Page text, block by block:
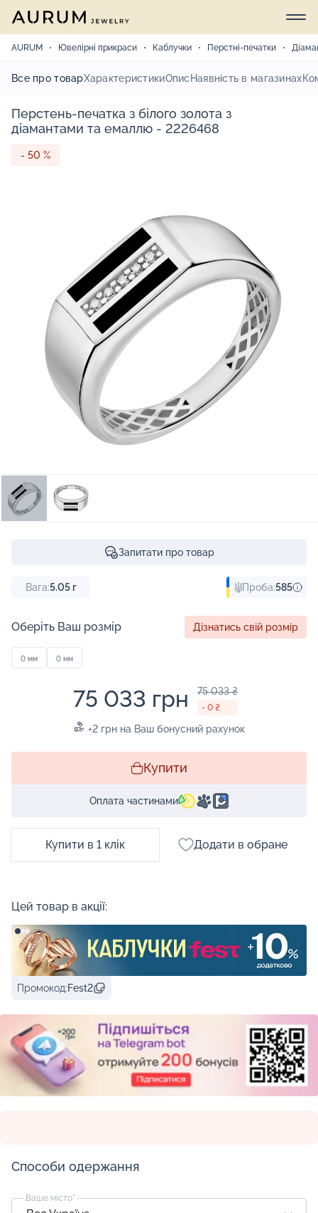
AURUM Ювелірні прикраси Каблучки Перстні-печатки
Все про товарХарактеристикиОпис Наявність в магазинах
Перстень-печатка з білого золота з
діамантами та емаллю - 2226468
- 50 %
Запитати про товар
Вага:5.05г Проба:585
Оберіть Ваш розмір Дізнатись свій розмір
0 мм 0 мм
75 033 грн 75 033 ₴
- 0 ₴
+2 грн на Ваш бонусний рахунок
Купити
Оплата частинами
Купити в 1 клік Додати в обране
Цей товар в акції:
Промокод:Fest2
Способи одержання
Ваше місто*